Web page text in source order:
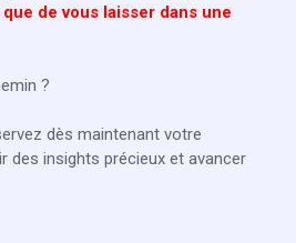
de vous laisser dans une
?
dès maintenant votre
des insights précieux et avancer